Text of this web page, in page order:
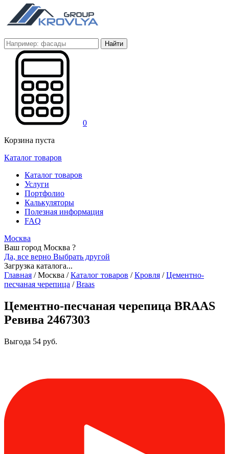
Найти
0
Корзина пуста
Каталог товаров
Каталог товаров
Услуги
Портфолио
Калькуляторы
Полезная информация
FAQ
Москва
Ваш город Москва ?
Да, все верно Выбрать другой
Загрузка каталога...
Главная /Москва / Каталог товаров / Кровля / Цементно-
песчаная черепица / Braas
Цементно-песчаная черепица BRAAS
Ревива 2467303
Выгода 54 руб.